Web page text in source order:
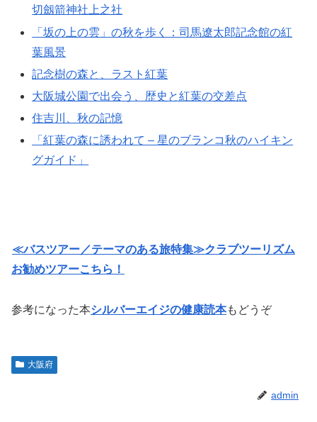
切劔箭神社上之社
「坂の上の雲」の秋を歩く：司馬遼太郎記念館の紅
葉風景
記念樹の森と、ラスト紅葉
大阪城公園で出会う、歴史と紅葉の交差点
住吉川、秋の記憶
「紅葉の森に誘われて – 星のブランコ秋のハイキン
グガイド」
≪バスツアー／テーマのある旅特集≫クラブツーリズム
お勧めツアーこちら！
参考になった本シルバーエイジの健康読本もどうぞ
大阪府
admin